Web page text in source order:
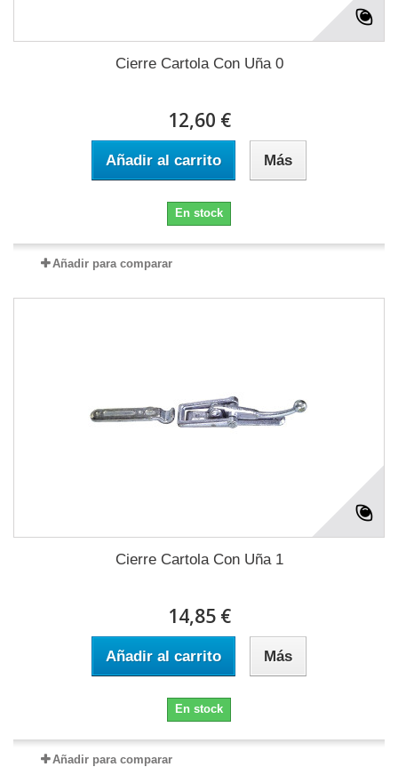
Cierre Cartola Con Uña 0
12,60 €
Añadir al carrito Más
En stock
Añadir para comparar
Cierre Cartola Con Uña 1
14,85 €
Añadir al carrito Más
En stock
Añadir para comparar